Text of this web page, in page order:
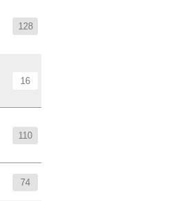
128
16
110
74